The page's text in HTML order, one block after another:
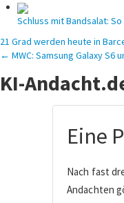
Schluss mit Bandsalat:
21 Grad werden heute in
← MWC: Samsung Galaxy S6
KI-